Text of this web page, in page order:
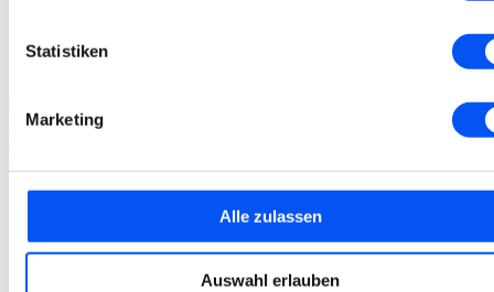
Statistiken
Marketing
Alle zulassen
Auswahl erlauben
Blink Total Care Lösung